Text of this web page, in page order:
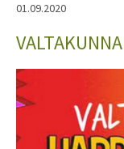
01.09.2020